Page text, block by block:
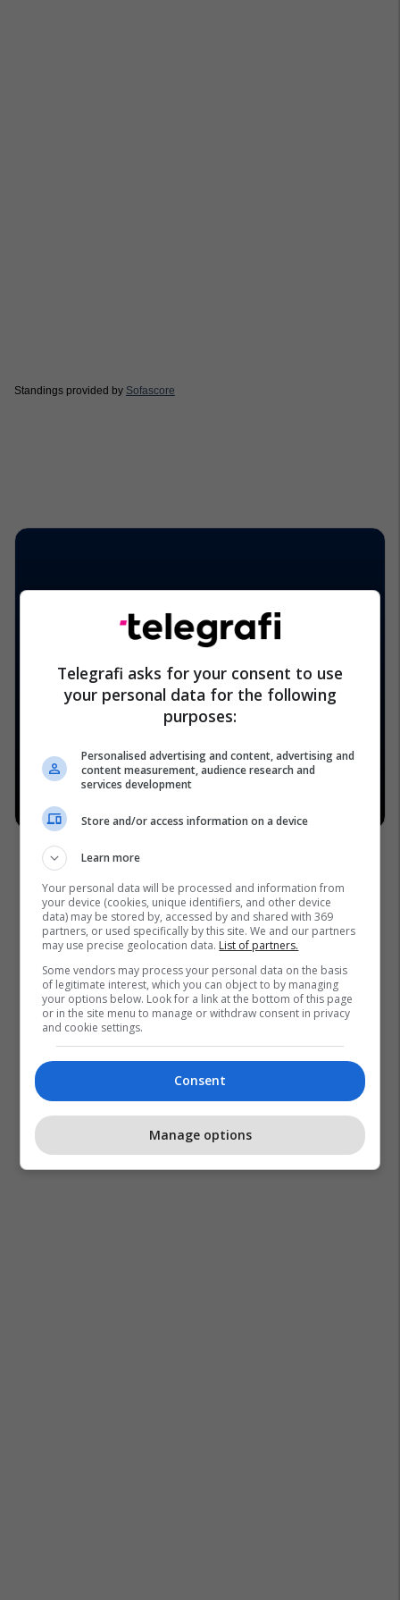
Standings provided by Sofascore
Telegrafi asks for your consent to use
your personal data for the following
purposes:
Personalised advertising and content, advertising and
content measurement, audience research and
services development
Store and/or access information on a device
Learn more
Your personal data will be processed and information from
your device (cookies, unique identifiers, and other device
data) may be stored by, accessed by and shared with 369
partners, or used specifically by this site. We and our partners
may use precise geolocation data. List of partners.
Some vendors may process your personal data on the basis
of legitimate interest, which you can object to by managing
your options below. Look for a link at the bottom of this page
or in the site menu to manage or withdraw consent in privacy
and cookie settings.
Consent
Manage options